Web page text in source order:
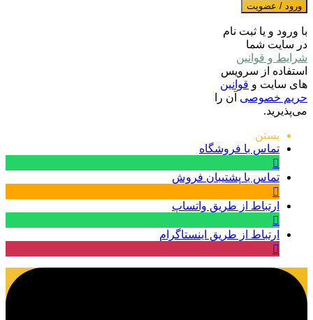
ورود / عضویت
با ورود و یا ثبت نام
در سایت شما
شرایط و قوانین
استفاده از سرویس
های سایت و قوانین
حریم خصوصی آن را
می‌پذیرید.
بستن
تماس با فروشگاه
تماس با پشتیبان فروش
ارتباط از طریق واتساپ
ارتباط از طریق اینستاگرام